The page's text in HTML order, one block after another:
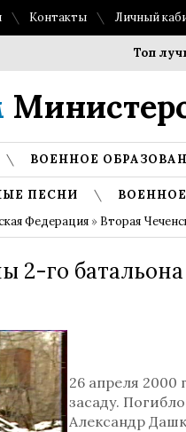
Контакты Личный
Топ
ВОЕННОЕ
ПЕСНИ
Федерация » Вторая
2-го
26 апреля 2000
засаду.
Александр